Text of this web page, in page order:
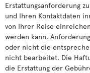
Erstattungsanforderung
und Ihren Kontaktdaten
von Ihrer Reise
werden kann.
oder nicht die
nicht bearbeitet. Die
die Erstattung der